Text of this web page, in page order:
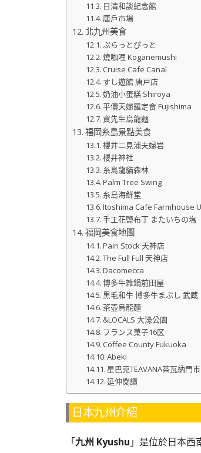
日清和談紀念館
唐戶市場
北九州美食
ぷらっとぴっと
燒咖哩 Koganemushi
Cruise Cafe Canal
すし遊館 唐戸店
奶油小蛋糕 Shiroya
平價天婦羅定食 Fujishima
資先生烏龍麵
福岡糸島景點美食
櫻井二見浦夫婦岩
櫻井神社
糸島龍貓森林
Palm Tree Swing
糸島海鮮堂
Itoshima Cafe Farmhouse
手工花鹽布丁 またいちの塩
福岡美食地圖
Pain Stock 天神店
The Full Full 天神店
Dacomecca
博多牛雜鍋前田屋
黒毛和牛 博多牛まぶし 武蔵
茶壺烏龍麵
&LOCALS 大濠公園
フランス菓子16区
Coffee County Fukuoka
Abeki
星巴克TEAVANA茶瓦納門市
延伸閱讀
日本九州介紹
「九州 Kyushu 」是位於日本